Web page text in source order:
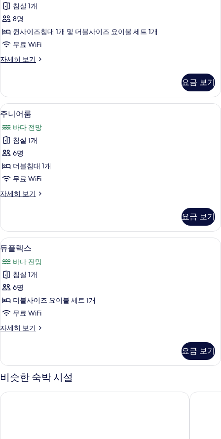
사
진
모
두
보
바
다
전
망
자
세
히
룸
사
진
두
기
침실 1개
8명
퀸사이즈침대 1개 및 더블사이즈 요이불 세트 1개
무료 WiFi
자세히 보기
패
자
세
히
보
기
요금 보기
주
니
어
룸
사
진
두
기
6
주니어룸
바다 전망
침실 1개
6명
더블침대 1개
무료 WiFi
자세히 보기
주
자
세
히
보
기
요금 보기
듀
플
렉
스
사
진
두
기
8
듀플렉스
바다 전망
침실 1개
6명
더블사이즈 요이불 세트 1개
무료 WiFi
자세히 보기
듀
자
세
히
기
요금 보기
비슷한 숙박 시설
소노캄 거제 홈포레